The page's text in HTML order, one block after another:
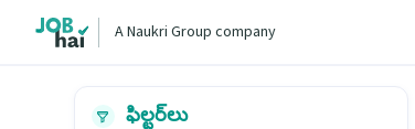
A Naukri Group company
ఫిల్టర్‌లు